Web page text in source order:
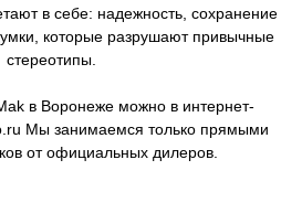
в себе: надежность, сохранение
которые разрушают привычные
стереотипы.
в Воронеже можно в интернет-
Мы занимаемся только прямыми
от официальных дилеров.